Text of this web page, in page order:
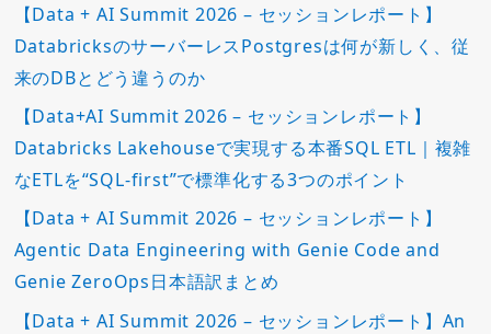
【Data + AI Summit 2026 – セッションレポート】
DatabricksのサーバーレスPostgresは何が新しく、従
来のDBとどう違うのか
【Data+AI Summit 2026 – セッションレポート】
Databricks Lakehouseで実現する本番SQL ETL｜複雑
なETLを“SQL-first”で標準化する3つのポイント
【Data + AI Summit 2026 – セッションレポート】
Agentic Data Engineering with Genie Code and
Genie ZeroOps日本語訳まとめ
【Data + AI Summit 2026 – セッションレポート】An